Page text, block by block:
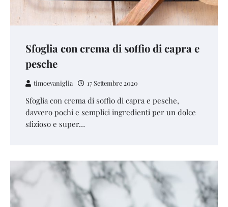
Sfoglia con crema di soffio di capra e
pesche
timoevaniglia 17 Settembre 2020
Sfoglia con crema di soffio di capra e pesche,
davvero pochi e semplici ingredienti per un dolce
sfizioso e super…